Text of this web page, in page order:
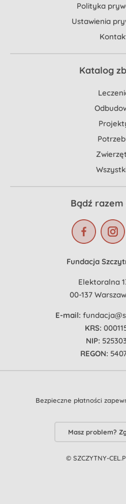
Polityka
Ustawienia
Katalog
Bądź razem
Fundacja
Elektoralna
00-137
E-mail:
KRS:
NIP:
REGON:
Bezpieczne płatności
Masz problem?
© SZCZYTNY-